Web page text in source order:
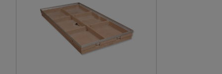
Podstawa wycieraczki
miejscach o dużym